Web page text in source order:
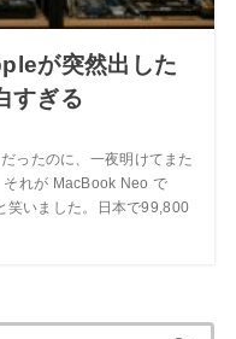
が突然出した
すぎる
ったのに、一夜明けてまた
れが MacBook Neo で
笑いました。日本で99,800